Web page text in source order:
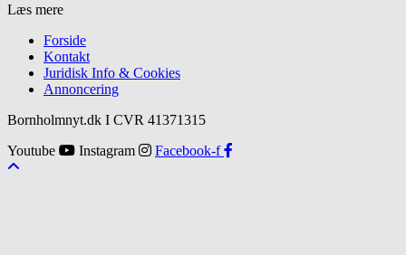
Læs mere
Forside
Kontakt
Juridisk Info & Cookies​
Annoncering
Bornholmnyt.dk I CVR 41371315
Youtube
Instagram Facebook-f